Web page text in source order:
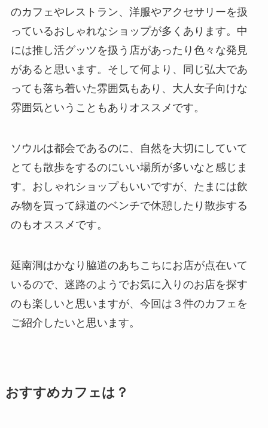
のカフェやレストラン、洋服やアクセサリーを扱
っているおしゃれなショップが多くあります。中
には推し活グッツを扱う店があったり色々な発見
があると思います。そして何より、同じ弘大であ
っても落ち着いた雰囲気もあり、大人女子向けな
雰囲気ということもありオススメです。
ソウルは都会であるのに、自然を大切にしていて
とても散歩をするのにいい場所が多いなと感じま
す。おしゃれショップもいいですが、たまには飲
み物を買って緑道のベンチで休憩したり散歩する
のもオススメです。
延南洞はかなり脇道のあちこちにお店が点在いて
いるので、迷路のようでお気に入りのお店を探す
のも楽しいと思いますが、今回は３件のカフェを
ご紹介したいと思います。
おすすめカフェは？